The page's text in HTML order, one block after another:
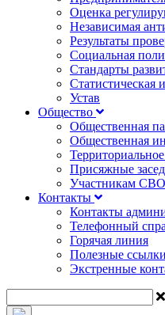
Оценка
Независимая
Результаты
Социальная
Стандарты
Статистическая
Устав
Общество
Общественная
Общественная
Присяжные
Участникам СВО
Контакты
Контакты
Телефонный
Горячая линия
Полезные ссылки
Экстренные